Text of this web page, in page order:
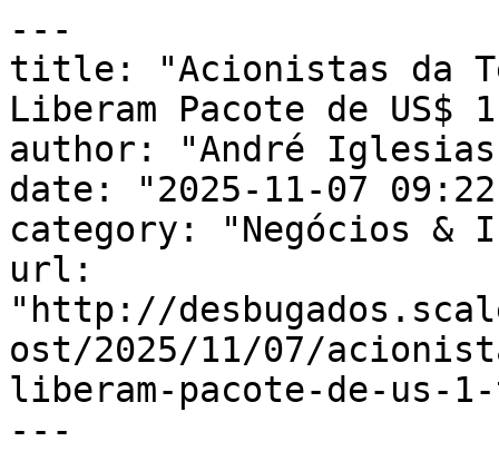
---
title: "Acionistas da
Liberam Pacote de
author: "André
date: "2025-11-07
category: "Negócios &
url:
"http://
ost/2025/11/07/
liberam-pacote-de-us-
---